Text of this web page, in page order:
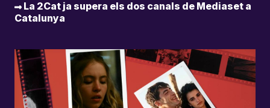
La 2Cat ja supera els dos canals de Mediaset a
Catalunya